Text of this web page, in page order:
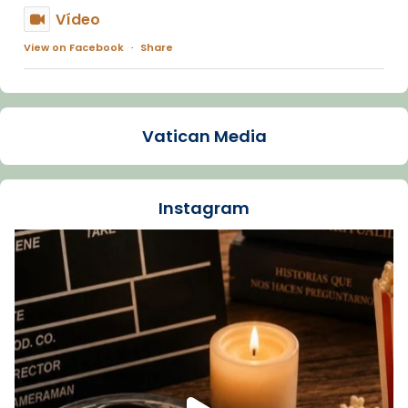
Vídeo
View on Facebook · Share
Arquebisbat de Barcelona
La Carmina va patir depressió. Fa gairebé
dos mesos, a l'Estadi Lluís Companys, la
Recupera l'entrevista comp
Vatican
tican News 👇
www.vaticannews.va/es/iglesia/news/2026-
07/carmina-historia-depresion-papa-viaje-
espana-testimoni...
Foto
Vatican Media
Instagram